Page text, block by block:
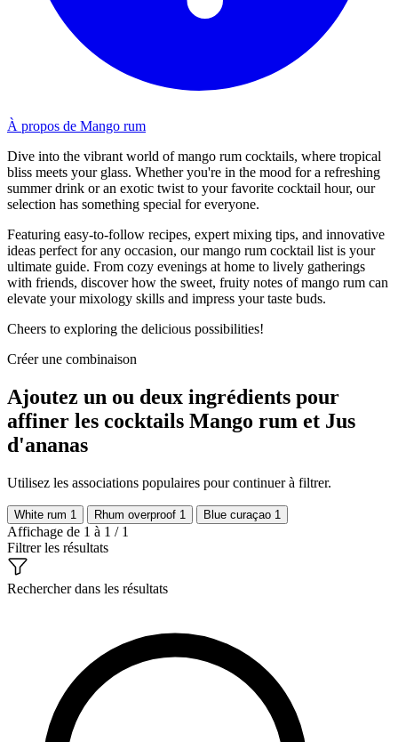
À propos de Mango rum
Dive into the vibrant world of mango rum cocktails, where tropical
bliss meets your glass. Whether you're in the mood for a refreshing
summer drink or an exotic twist to your favorite cocktail hour, our
selection has something special for everyone.
Featuring easy-to-follow recipes, expert mixing tips, and innovative
ideas perfect for any occasion, our mango rum cocktail list is your
ultimate guide. From cozy evenings at home to lively gatherings
with friends, discover how the sweet, fruity notes of mango rum can
elevate your mixology skills and impress your taste buds.
Cheers to exploring the delicious possibilities!
Créer une combinaison
Ajoutez un ou deux ingrédients pour
affiner les cocktails Mango rum et Jus
d'ananas
Utilisez les associations populaires pour continuer à filtrer.
White rum 1 Rhum overproof 1 Blue curaçao 1
Affichage de 1 à 1 / 1
Filtrer les résultats
Rechercher dans les résultats